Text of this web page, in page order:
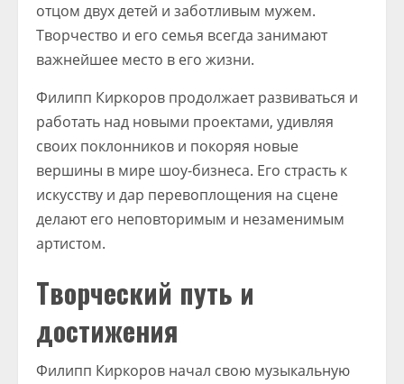
отцом двух детей и заботливым мужем.
Творчество и его семья всегда занимают
важнейшее место в его жизни.
Филипп Киркоров продолжает развиваться и
работать над новыми проектами, удивляя
своих поклонников и покоряя новые
вершины в мире шоу-бизнеса. Его страсть к
искусству и дар перевоплощения на сцене
делают его неповторимым и незаменимым
артистом.
Творческий путь и
достижения
Филипп Киркоров начал свою музыкальную